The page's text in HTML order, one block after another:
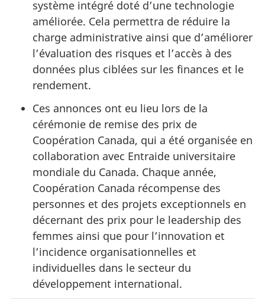
système intégré doté d’une technologie
améliorée. Cela permettra de réduire la
charge administrative ainsi que d’améliorer
l’évaluation des risques et l’accès à des
données plus ciblées sur les finances et le
rendement.
Ces annonces ont eu lieu lors de la
cérémonie de remise des prix de
Coopération Canada, qui a été organisée en
collaboration avec Entraide universitaire
mondiale du Canada. Chaque année,
Coopération Canada récompense des
personnes et des projets exceptionnels en
décernant des prix pour le leadership des
femmes ainsi que pour l’innovation et
l’incidence organisationnelles et
individuelles dans le secteur du
développement international.